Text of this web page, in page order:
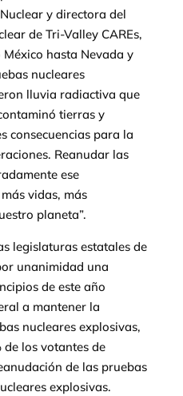
y directora del
de Tri-Valley CAREs,
hasta Nevada y
nucleares
lluvia radiactiva que
tierras y
consecuencias para la
Reanudar las
ese
vidas, más
planeta”.
legislaturas estatales de
unanimidad una
de este año
a mantener la
nucleares explosivas,
los votantes de
de las pruebas
explosivas.